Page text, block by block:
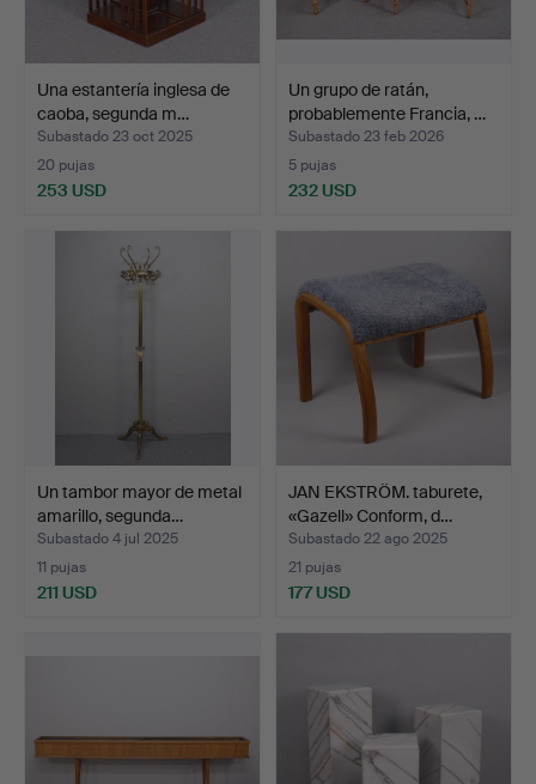
Una estantería inglesa de
caoba, segunda m…
Subastado 23 oct 2025
20 pujas
253 USD
Un grupo de ratán,
probablemente Francia, …
Subastado 23 feb 2026
5 pujas
232 USD
Un tambor mayor de metal
amarillo, segunda…
Subastado 4 jul 2025
11 pujas
211 USD
JAN EKSTRÖM. taburete,
«Gazell» Conform, d…
Subastado 22 ago 2025
21 pujas
177 USD